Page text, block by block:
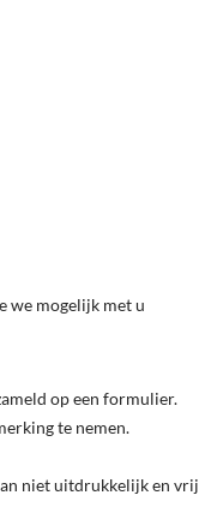
we mogelijk met u
op een formulier.
te nemen.
niet uitdrukkelijk en vrij